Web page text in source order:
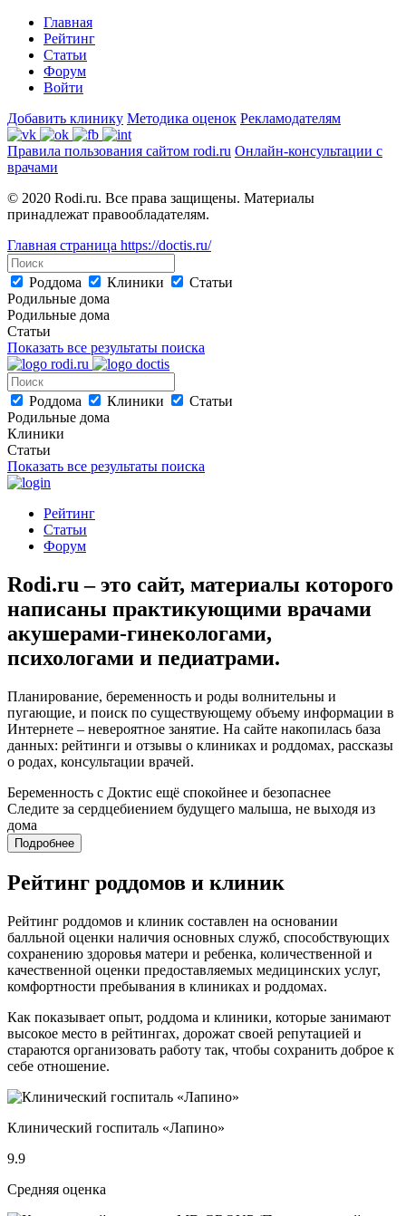
Главная
Рейтинг
Статьи
Форум
Войти
Добавить клинику Методика оценок Рекламодателям
Правила пользования сайтом rodi.ru Онлайн-консультации с
врачами
© 2020 Rodi.ru. Все права защищены. Материалы
принадлежат правообладателям.
Главная страница https://doctis.ru/
Роддома Клиники
Статьи
Родильные дома
Родильные дома
Статьи
Показать все результаты поиска
Роддома Клиники
Статьи
Родильные дома
Клиники
Статьи
Показать все результаты поиска
Рейтинг
Статьи
Форум
Rodi.ru – это сайт, материалы которого
написаны практикующими врачами
акушерами-гинекологами,
психологами и педиатрами.
Планирование, беременность и роды волнительны и
пугающие, и поиск по существующему объему информации в
Интернете – невероятное занятие. На сайте накопилась база
данных: рейтинги и отзывы о клиниках и роддомах, рассказы
о родах, консультации врачей.
Беременность с Доктис ещё спокойнее и безопаснее
Следите за сердцебиением будущего малыша, не выходя из
дома
Подробнее
Рейтинг роддомов и клиник
Рейтинг роддомов и клиник составлен на основании
балльной оценки наличия основных служб, способствующих
сохранению здоровья матери и ребенка, количественной и
качественной оценки предоставляемых медицинских услуг,
комфортности пребывания в клиниках и роддомах.
Как показывает опыт, роддома и клиники, которые занимают
высокое место в рейтингах, дорожат своей репутацией и
стараются организовать работу так, чтобы сохранить доброе к
себе отношение.
Клинический госпиталь «Лапино»
9.9
Средняя оценка